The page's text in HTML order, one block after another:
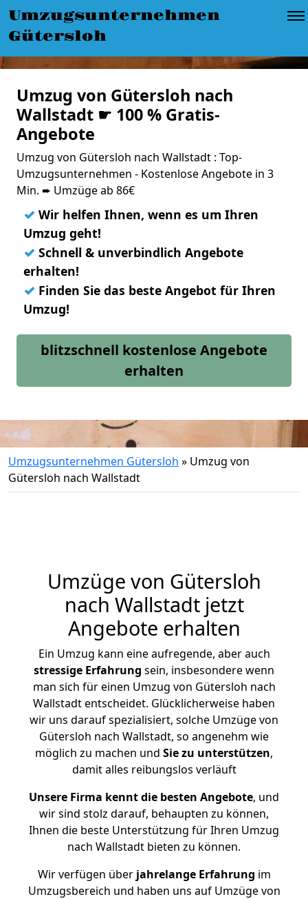
Umzugsunternehmen
Gütersloh
Umzug von Gütersloh nach
Wallstadt ☛ 100 % Gratis-
Angebote
Umzug von Gütersloh nach Wallstadt : Top-
Umzugsunternehmen - Kostenlose Angebote in 3
Min. ➨ Umzüge ab 86€
✓ Wir helfen Ihnen, wenn es um Ihren
Umzug geht!
✓ Schnell & unverbindlich Angebote
erhalten!
✓ Finden Sie das beste Angebot für Ihren
Umzug!
blitzschnell kostenlose Angebote
erhalten
Umzugsunternehmen Gütersloh » Umzug von
Gütersloh nach Wallstadt
Umzüge von Gütersloh
nach Wallstadt jetzt
Angebote erhalten
Ein Umzug kann eine aufregende, aber auch
stressige Erfahrung sein, insbesondere wenn
man sich für einen Umzug von Gütersloh nach
Wallstadt entscheidet. Glücklicherweise haben
wir uns darauf spezialisiert, solche Umzüge von
Gütersloh nach Wallstadt, so angenehm wie
möglich zu machen und Sie zu unterstützen,
damit alles reibungslos verläuft
Unsere Firma kennt die besten Angebote, und
wir sind stolz darauf, behaupten zu können,
Ihnen die beste Unterstützung für Ihren Umzug
nach Wallstadt bieten zu können.
Wir verfügen überjahrelange Erfahrung im
Umzugsbereich und haben uns auf Umzüge von